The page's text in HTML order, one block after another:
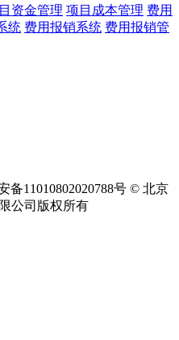
资金管理 项目成本管理 费用
统 费用报销系统 费用报销管
备11010802020788号 © 北京
公司版权所有